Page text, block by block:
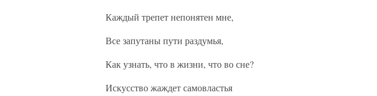
Каждый трепет непонятен мне,
Все запутаны пути раздумья,
Как узнать, что в жизни, что во сне?
Искусство жаждет самовластья